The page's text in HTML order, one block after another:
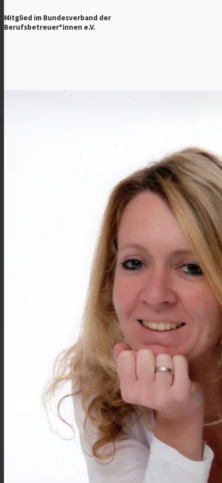
Mitglied im Bundesverband der
Berufsbetreuer*innen e.V.